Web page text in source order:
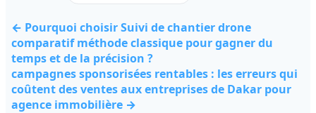
← Pourquoi choisir Suivi de chantier drone
comparatif méthode classique pour gagner du
temps et de la précision ?
campagnes sponsorisées rentables : les erreurs qui
coûtent des ventes aux entreprises de Dakar pour
agence immobilière →